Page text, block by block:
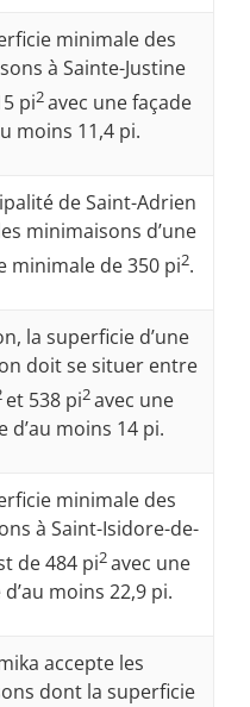
minimale des
à Sainte-Justine
pi2avec une façade
moins 11,4 pi.
de Saint-Adrien
minimaisons d’une
minimale de 350 pi2.
la superficie d’une
doit se situer entre
et 538 pi2avec une
d’au moins 14 pi.
minimale des
à Saint-Isidore-de-
de 484 pi2avec une
moins 22,9 pi.
accepte les
dont la superficie